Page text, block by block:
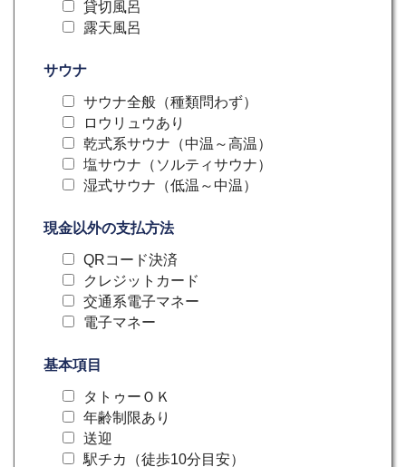
貸切風呂
露天風呂
サウナ
サウナ全般（種類問わず）
ロウリュウあり
乾式系サウナ（中温～高温）
塩サウナ（ソルティサウナ）
湿式サウナ（低温～中温）
現金以外の支払方法
QRコード決済
クレジットカード
交通系電子マネー
電子マネー
基本項目
タトゥーＯＫ
年齢制限あり
送迎
駅チカ（徒歩10分目安）